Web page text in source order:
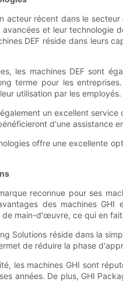
acteur récent dans le
et leur technologie
DEF réside dans leurs
les machines DEF sont
terme pour les
utilisation par les employés.
un excellent
d'une assistance
offre une excellente
reconnue pour ses
des machines
main-d'œuvre, ce qui en
Solutions réside dans la
de réduire la phase
les machines GHI sont
années. De plus, GHI